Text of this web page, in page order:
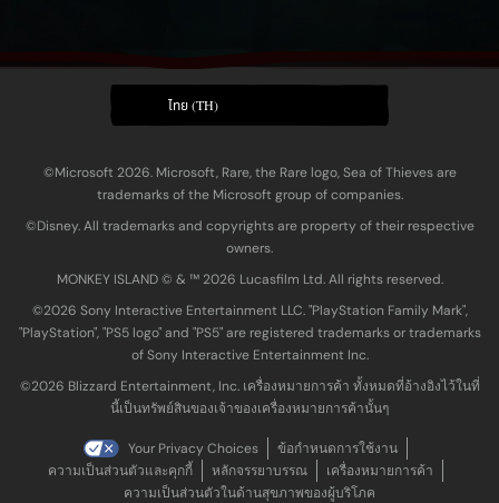
ไทย (TH)
©Microsoft 2026. Microsoft, Rare, the Rare logo, Sea of Thieves are
trademarks of the Microsoft group of companies.
©Disney. All trademarks and copyrights are property of their respective
owners.
MONKEY ISLAND © & ™ 20‍26 Lucasfilm Ltd. All rights reserved.
©2026 Sony Interactive Entertainment LLC. "PlayStation Family Mark",
"PlayStation", "PS5 logo" and "PS5" are registered trademarks or trademarks
of Sony Interactive Entertainment Inc.
©2026 Blizzard Entertainment, Inc. เครื่องหมายการค้า ทั้งหมดที่อ้างอิงไว้ในที่
นี้เป็นทรัพย์สินของเจ้าของเครื่องหมายการค้านั้นๆ
Your Privacy Choices
ข้อกำหนดการใช้งาน
ความเป็นส่วนตัวและคุกกี้
หลักจรรยาบรรณ
เครื่องหมายการค้า
ความเป็นส่วนตัวในด้านสุขภาพของผู้บริโภค